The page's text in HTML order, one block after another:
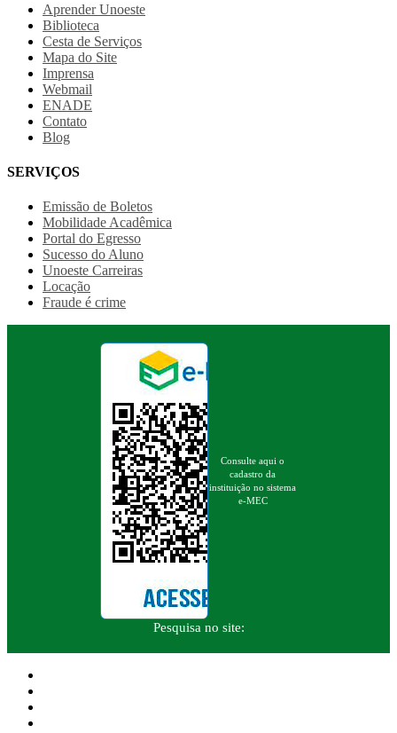
Aprender Unoeste
Biblioteca
Cesta de Serviços
Mapa do Site
Imprensa
Webmail
ENADE
Contato
Blog
SERVIÇOS
Emissão de Boletos
Mobilidade Acadêmica
Portal do Egresso
Sucesso do Aluno
Unoeste Carreiras
Locação
Fraude é crime
Consulte aqui o
cadastro da
instituição no sistema
e-MEC
Pesquisa no site: